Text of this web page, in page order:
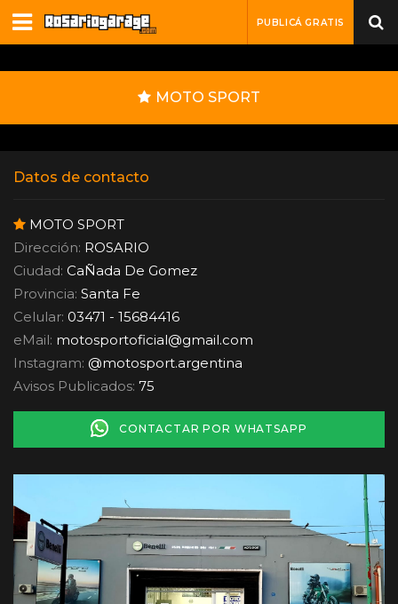
PUBLICÁ GRATIS
MOTO SPORT
Datos de contacto
MOTO SPORT
Dirección: ROSARIO
Ciudad: CaÑada De Gomez
Provincia: Santa Fe
Celular: 03471 - 15684416
eMail: motosportoficial@gmail.com
Instagram: @motosport.argentina
Avisos Publicados: 75
CONTACTAR POR WHATSAPP